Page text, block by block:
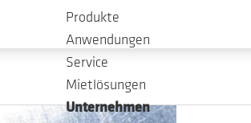
Produkte
Anwendungen
Service
Mietlösungen
Unternehmen
umfassende Informationen über